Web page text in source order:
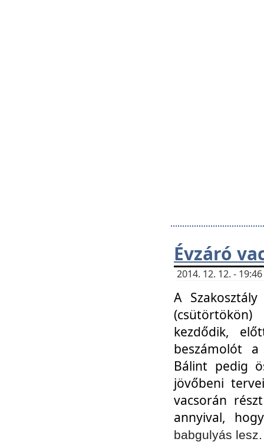
Évzáró
2014. 12. 12. -
A
kezdődik,
beszámolót
Bálint pedig
jövőbeni
vacsorán
annyival,
babgulyás